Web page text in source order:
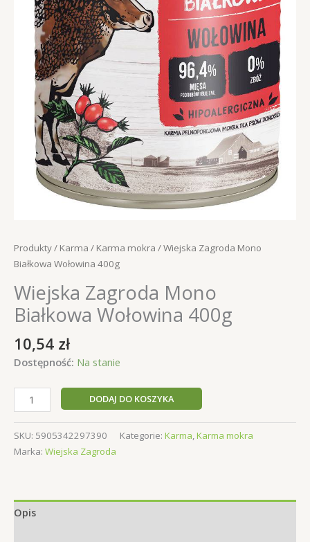
Produkty/ Karma / Karma mokra / Wiejska Zagroda Mono
Białkowa Wołowina 400g
Wiejska Zagroda Mono
Białkowa Wołowina 400g
10,54 zł
Dostępność: Na stanie
ilość
Wiejska
Zagroda
Mono
Białkowa
DODAJ DO KOSZYKA
SKU: 5905342297390 Kategorie: Karma,Karma mokra
Marka: Wiejska Zagroda
Opis